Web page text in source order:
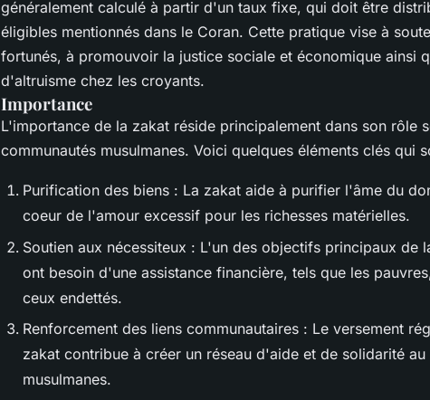
généralement calculé à partir d'un taux fixe, qui doit être
éligibles mentionnés dans le Coran. Cette pratique vise à
fortunés, à promouvoir la justice sociale et économique ainsi
d'altruisme chez les croyants.
Importance
L'importance de la zakat réside principalement dans son rôle
communautés musulmanes. Voici quelques éléments clés qui
Purification des biens : La zakat aide à purifier l'âme du
coeur de l'amour excessif pour les richesses matérielles.
Soutien aux nécessiteux : L'un des objectifs principaux de
ont besoin d'une assistance financière, tels que les
ceux endettés.
Renforcement des liens communautaires : Le versement
zakat contribue à créer un réseau d'aide et de solidarité
musulmanes.